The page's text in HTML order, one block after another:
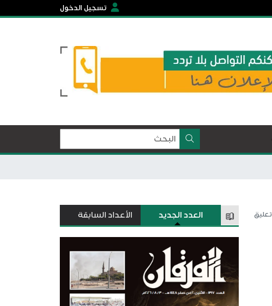
تسجيل الدخول
العدد الجديد الأعداد السابقة